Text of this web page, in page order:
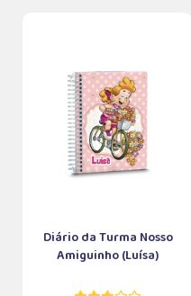
Diário da Turma Nosso
Amiguinho (Luísa)